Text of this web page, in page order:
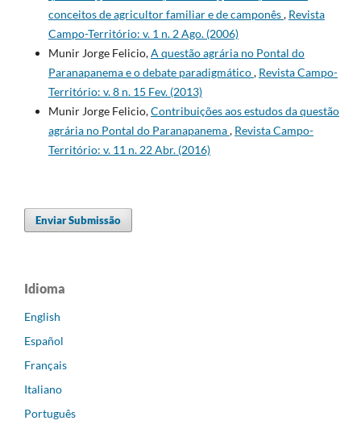
conceitos de agricultor familiar e de camponês, Revista
Campo-Território: v. 1 n. 2 Ago. (2006)
Munir Jorge Felicio,A questão agrária no Pontal do
Paranapanema e o debate paradigmático, Revista Campo-
Território: v. 8 n. 15 Fev. (2013)
Munir Jorge Felicio,Contribuições aos estudos da questão
agrária no Pontal do Paranapanema, Revista Campo-
Território: v. 11 n. 22 Abr. (2016)
Enviar Submissão
Idioma
English
Español
Français
Italiano
Português